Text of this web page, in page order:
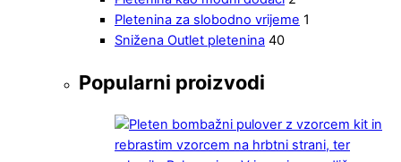
Pletenina za slobodno vrijeme 1
Snižena Outlet pletenina 40
Popularni proizvodi